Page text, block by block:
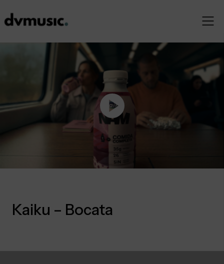
content
Kaiku – Bocata